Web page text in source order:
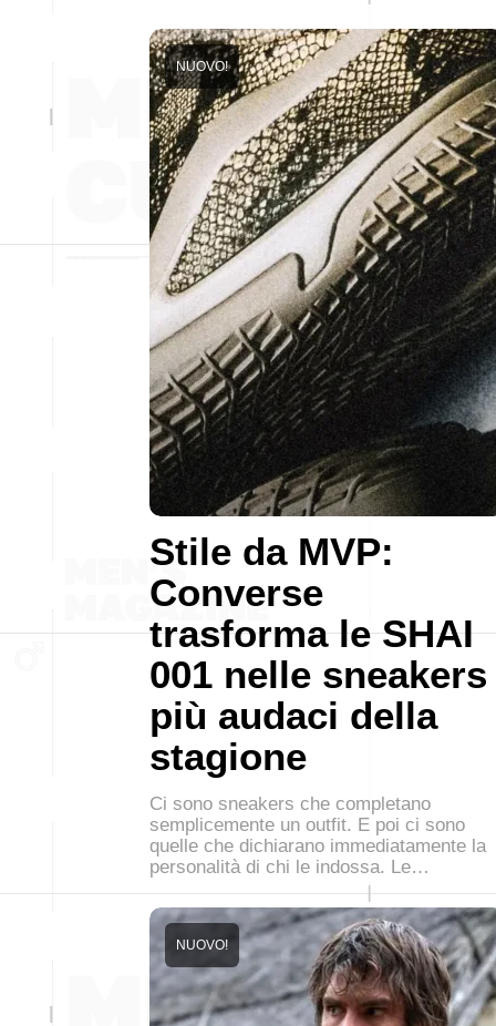
Stile da MVP:
Converse
trasforma le SHAI
001 nelle sneakers
più audaci della
stagione
NUOVO!
Ci sono sneakers che completano
semplicemente un outfit. E poi ci sono
quelle che dichiarano immediatamente la
personalità di chi le indossa. Le…
NUOVO!